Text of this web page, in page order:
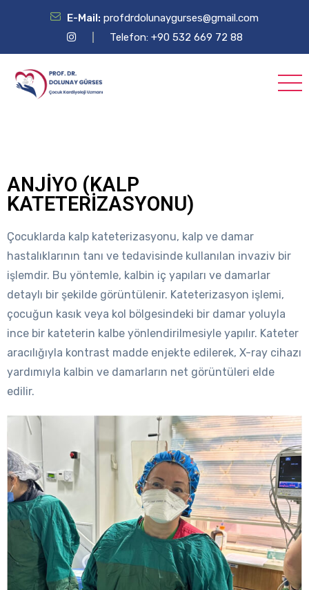
E-Mail: profdrdolunaygurses@gmail.com
Telefon: +90 532 669 72 88
ANJİYO (KALP
KATETERİZASYONU)
Çocuklarda kalp kateterizasyonu, kalp ve damar
hastalıklarının tanı ve tedavisinde kullanılan invaziv bir
işlemdir. Bu yöntemle, kalbin iç yapıları ve damarlar
detaylı bir şekilde görüntülenir. Kateterizasyon işlemi,
çocuğun kasık veya kol bölgesindeki bir damar yoluyla
ince bir kateterin kalbe yönlendirilmesiyle yapılır. Kateter
aracılığıyla kontrast madde enjekte edilerek, X-ray cihazı
yardımıyla kalbin ve damarların net görüntüleri elde
edilir.